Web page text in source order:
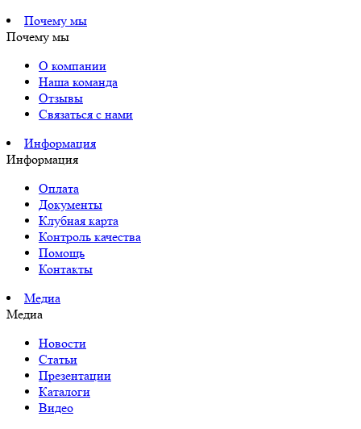
Почему мы
Почему мы
О компании
Наша команда
Отзывы
Связаться с нами
Информация
Информация
Оплата
Документы
Клубная карта
Контроль качества
Помощь
Контакты
Медиа
Медиа
Новости
Статьи
Презентации
Каталоги
Видео